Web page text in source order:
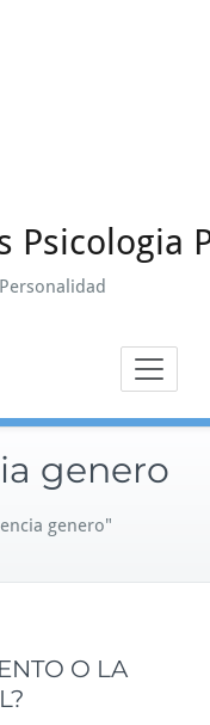
Psicologia
genero
genero"
O LA